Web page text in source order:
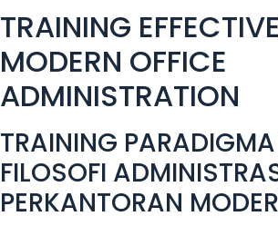
TRAINING EFFECTIVE
MODERN OFFICE
ADMINISTRATION
TRAINING
FILOSOFI
PERKANTORAN